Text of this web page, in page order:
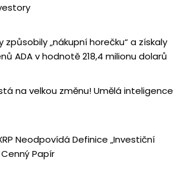
způsobily „nákupní horečku“ a získaly
ADA v hodnotě 218,4 milionu dolarů
na velkou změnu! Umělá inteligence
Neodpovídá Definice „Investiční
Papír